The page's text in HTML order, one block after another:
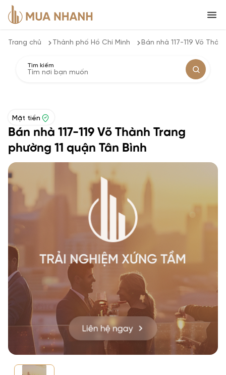
Trang chủ Thành phố Hồ Chí Minh Bán nhà 117-119 Võ
Tìm kiếm
Mặt tiền
Bán nhà 117-119 Võ Thành Trang
phường 11 quận Tân Bình